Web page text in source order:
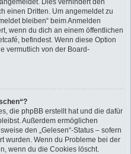
Dies verhindert den
einen Dritten. Um angemeldet zu
bleiben“ beim Anmelden
wenn du dich an einem öffentlichen
befindest. Wenn diese Option
vermutlich von der Board-
die phpBB erstellt hat und die dafür
Außerdem ermöglichen
den „Gelesen“-Status – sofern
wurden. Wenn du Probleme bei der
wenn du die Cookies löscht.